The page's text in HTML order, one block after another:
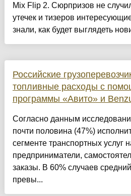
Mix Flip 2. Сюрпризов не
утечек и тизеров
знали, как будет выглядеть
Российские
топливные расходы с
программы «Авито» и
Согласно данным
почти половина (47%)
сегменте транспортных
предприниматели,
заказы. В 60% случаев
превы...